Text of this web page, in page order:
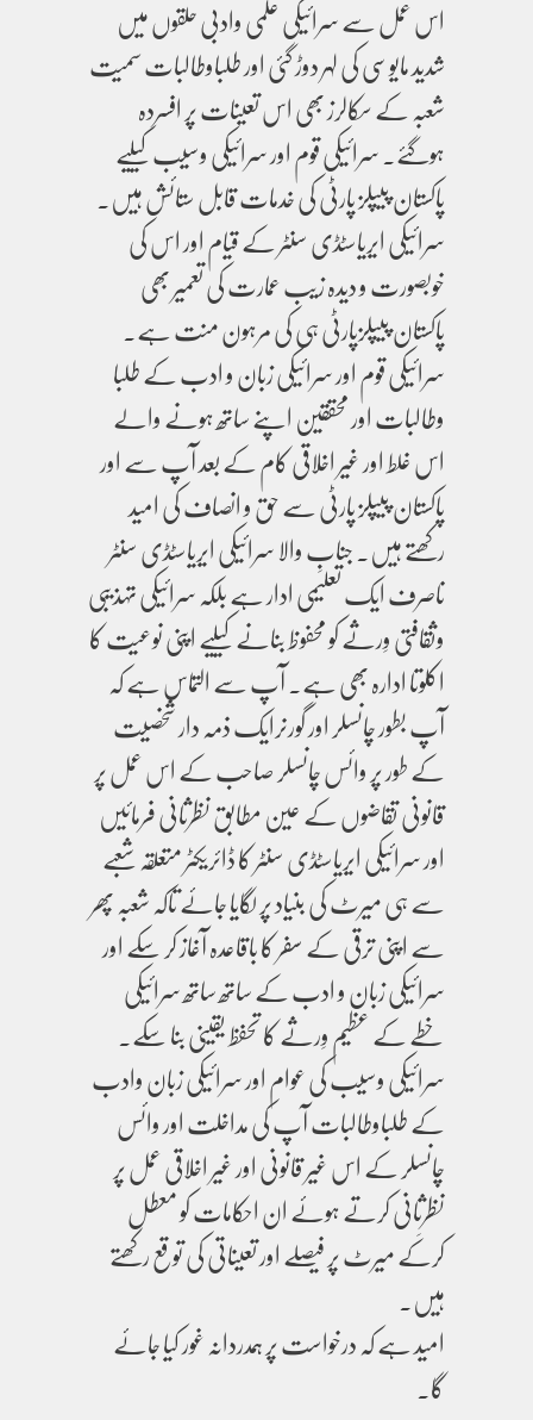
اس عمل سے سرائیکی علمی وادبی حلقوں میں
شدید مایوسی کی لہر دوڑ گئی اور طلباوطالبات سمیت
شعبہ کے سکالرز بھی اس تعینات پر افسردہ
ہوگئے۔ سرائیکی قوم اور سرائیکی وسیب کیلیے
پاکستان پیپلز پارٹی کی خدمات قابل ستائش ہیں۔
سرائیکی ایریاسٹڈی سنٹر کے قیام اور اس کی
خوبصورت و دیدہ زیب عمارت کی تعمیر بھی
پاکستان پیپلزپارٹی ہی کی مرہون منت ہے۔
سرائیکی قوم اور سرائیکی زبان و ادب کے طلبا
وطالبات اور محققین اپنے ساتھ ہونے والے
اس غلط اور غیر اخلاقی کام کے بعد آپ سے اور
پاکستان پیپلز پارٹی سے حق و انصاف کی امید
رکھتے ہیں۔ جنابِ والا سرائیکی ایریاسٹڈی سنٹر
ناصرف ایک تعلیمی ادار ہے بلکہ سرائیکی تہذیبی
وثقافتی وِرثے کو محفوظ بنانے کیلیے اپنی نوعیت کا
اکلوتا ادارہ بھی ہے۔ آپ سے التماس ہے کہ
آپ بطور چانسلر اور گورنرایک ذمہ دار شخصیت
کے طور پر وائس چانسلر صاحب کے اس عمل پر
قانونی تقاضوں کے عین مطابق نظرثانی فرمائیں
اور سرائیکی ایریاسٹڈی سنٹر کا ڈائریکٹر متعلقہ شعبے
سے ہی میرٹ کی بنیاد پر لگایا جائے تاکہ شعبہ پھر
سے اپنی ترقی کے سفر کا باقاعدہ آغاز کر سکے اور
سرائیکی زبان و ادب کے ساتھ ساتھ سرائیکی
خطے کے عظیم وِرثے کا تحفظ یقینی بنا سکے۔
سرائیکی وسیب کی عوام اور سرائیکی زبان وادب
کے طلباوطالبات آپ کی مداخلت اور وائس
چانسلر کے اس غیر قانونی اور غیر اخلاقی عمل پر
نظرِثانی کرتے ہوئے ان احکامات کو معطل
کرکے میرٹ پر فیصلے اور تعیناتی کی توقع رکھتے
ہیں۔
امید ہے کہ درخواست پر ہمدردانہ غور کیا جائے
گا۔